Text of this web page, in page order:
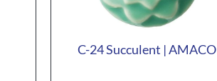
C-24 Succulent | AMACO